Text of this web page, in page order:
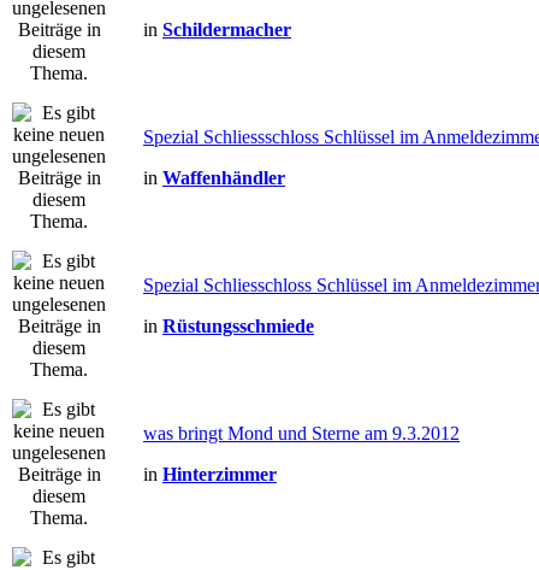
in Schildermacher
Spezial Schliessschloss Schlüssel im
in Waffenhändler
Spezial Schliesschloss Schlüssel im
in Rüstungsschmiede
was bringt Mond und Sterne am 9.3.2012
in Hinterzimmer